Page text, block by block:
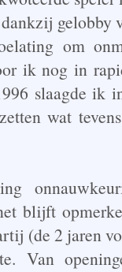
gelobby
om
ik nog in
slaagde ik
wat
blijft
(de 2 jaren
Van